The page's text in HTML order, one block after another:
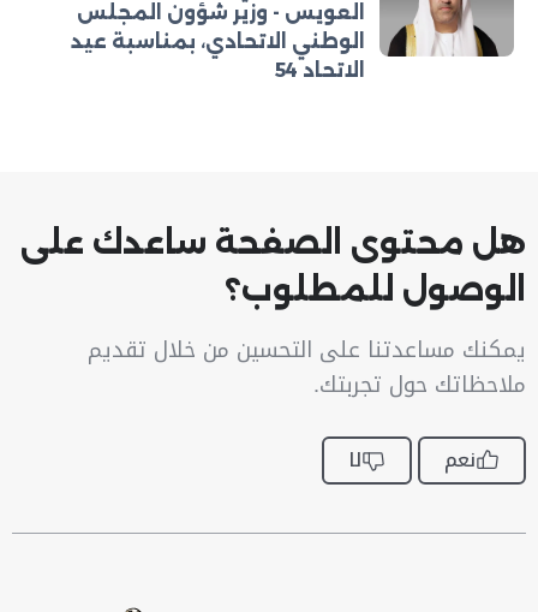
العويس - وزير شؤون المجلس
الوطني الاتحادي، بمناسبة عيد
الاتحاد 54
هل محتوى الصفحة ساعدك على
الوصول للمطلوب؟
يمكنك مساعدتنا على التحسين من خلال تقديم
ملاحظاتك حول تجربتك.
نعم لا